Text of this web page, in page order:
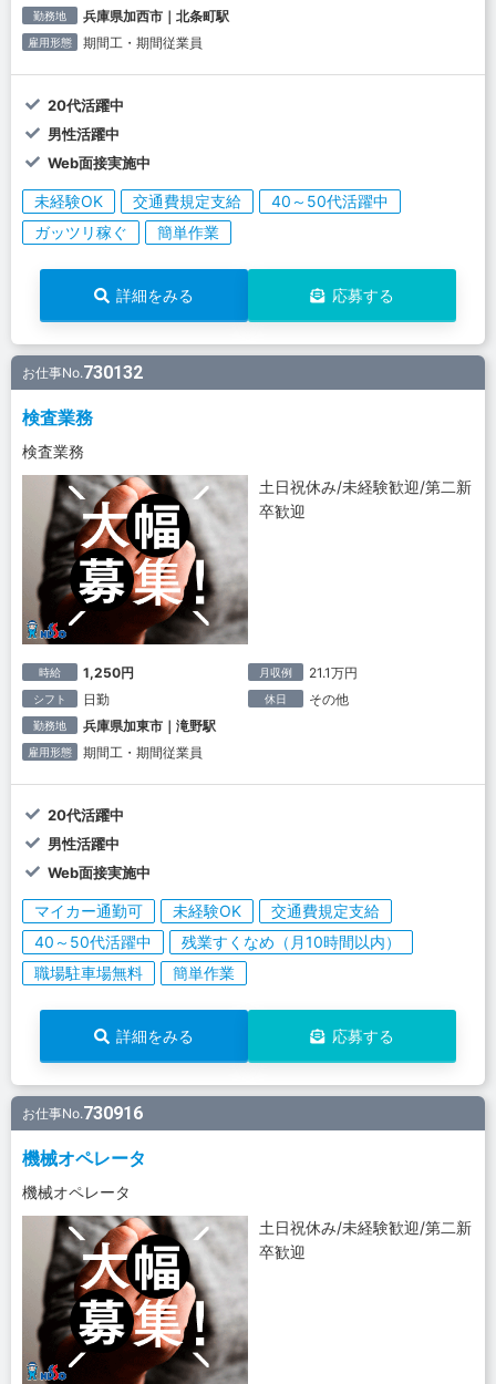
勤務地 兵庫県加西市｜北条町駅
雇用形態 期間工・期間従業員
20代活躍中
男性活躍中
Web面接実施中
未経験OK 交通費規定支給
40～50代活躍中
ガッツリ稼ぐ
簡単作業
詳細をみる 応募する
お仕事No.730132
検査業務
検査業務
土日祝休み/未経験歓迎/第二新
卒歓迎
時給 1,250円 月収例 21.1万円
シフト 日勤 休日 その他
勤務地 兵庫県加東市｜滝野駅
雇用形態 期間工・期間従業員
20代活躍中
男性活躍中
Web面接実施中
マイカー通勤可 未経験OK
交通費規定支給
40～50代活躍中
残業すくなめ（月10時間以内）
職場駐車場無料
簡単作業
詳細をみる 応募する
お仕事No.730916
機械オペレータ
機械オペレータ
土日祝休み/未経験歓迎/第二新
卒歓迎